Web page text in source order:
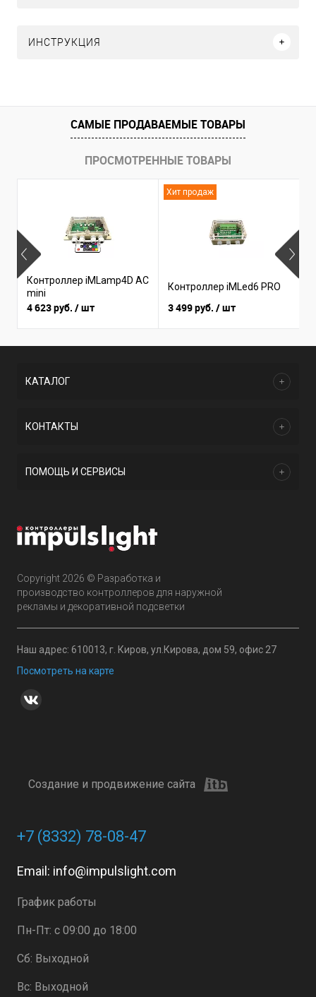
ИНСТРУКЦИЯ
САМЫЕ ПРОДАВАЕМЫЕ ТОВАРЫ
ПРОСМОТРЕННЫЕ ТОВАРЫ
Контроллер iMLamp4D AC
mini
4 623 руб. / шт
Хит продаж
Контроллер iMLed6 PRO
3 499 руб. / шт
Copyright 2026 © Разработка и
производство контроллеров для наружной
рекламы и декоративной подсветки
Наш адрес: 610013, г. Киров, ул.Кирова, дом 59, офис 27
Посмотреть на карте
Создание и продвижение сайта
КАТАЛОГ
КОНТАКТЫ
ПОМОЩЬ И СЕРВИСЫ
+7 (8332) 78-08-47
Email: info@impulslight.com
График работы
Пн-Пт: с 09:00 до 18:00
Сб: Выходной
Вс: Выходной